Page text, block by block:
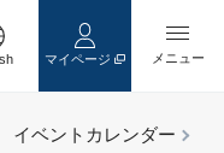
マイページ